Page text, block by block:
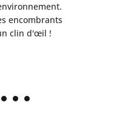
encombrants
clin d'œil !